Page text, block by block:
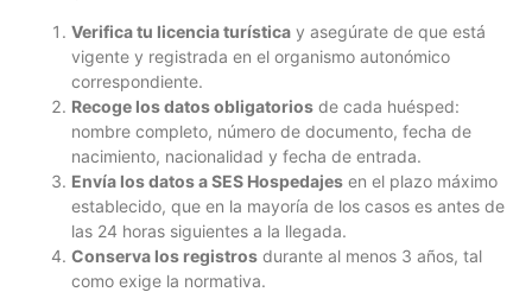
Verifica tu licencia turística y asegúrate de que está
vigente y registrada en el organismo autonómico
correspondiente.
Recoge los datos obligatorios de cada huésped:
nombre completo, número de documento, fecha de
nacimiento, nacionalidad y fecha de entrada.
Envía los datos a SES Hospedajes en el plazo máximo
establecido, que en la mayoría de los casos es antes de
las 24 horas siguientes a la llegada.
Conserva los registros durante al menos 3 años, tal
como exige la normativa.